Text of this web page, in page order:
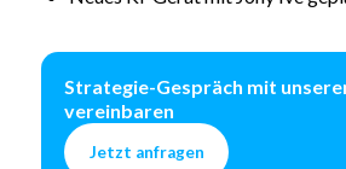
Strategie-Gespräch mit
vereinbaren
Jetzt anfragen